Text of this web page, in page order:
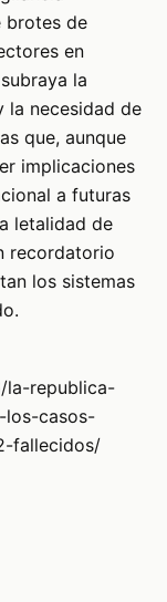
brotes de
en
la
la necesidad de
que, aunque
implicaciones
a futuras
letalidad de
recordatorio
los sistemas
la-republica-
los-casos-
fallecidos/